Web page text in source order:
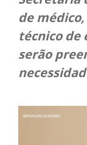
de
técnico de
serão